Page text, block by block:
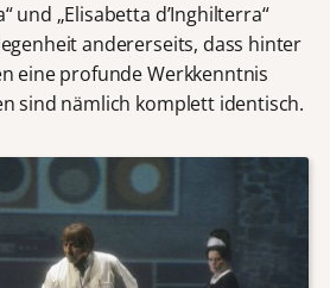
und „Elisabetta d’Inghilterra“
andererseits, dass hinter
eine profunde Werkkenntnis
sind nämlich komplett identisch.